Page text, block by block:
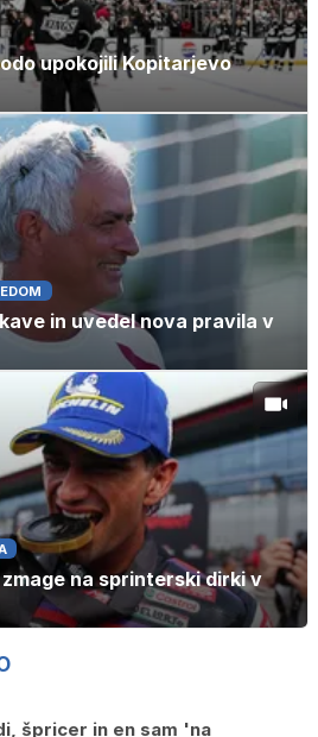
upokojili Kopitarjevo
in uvedel nova pravila v
na sprinterski dirki v
špricer in en sam 'na